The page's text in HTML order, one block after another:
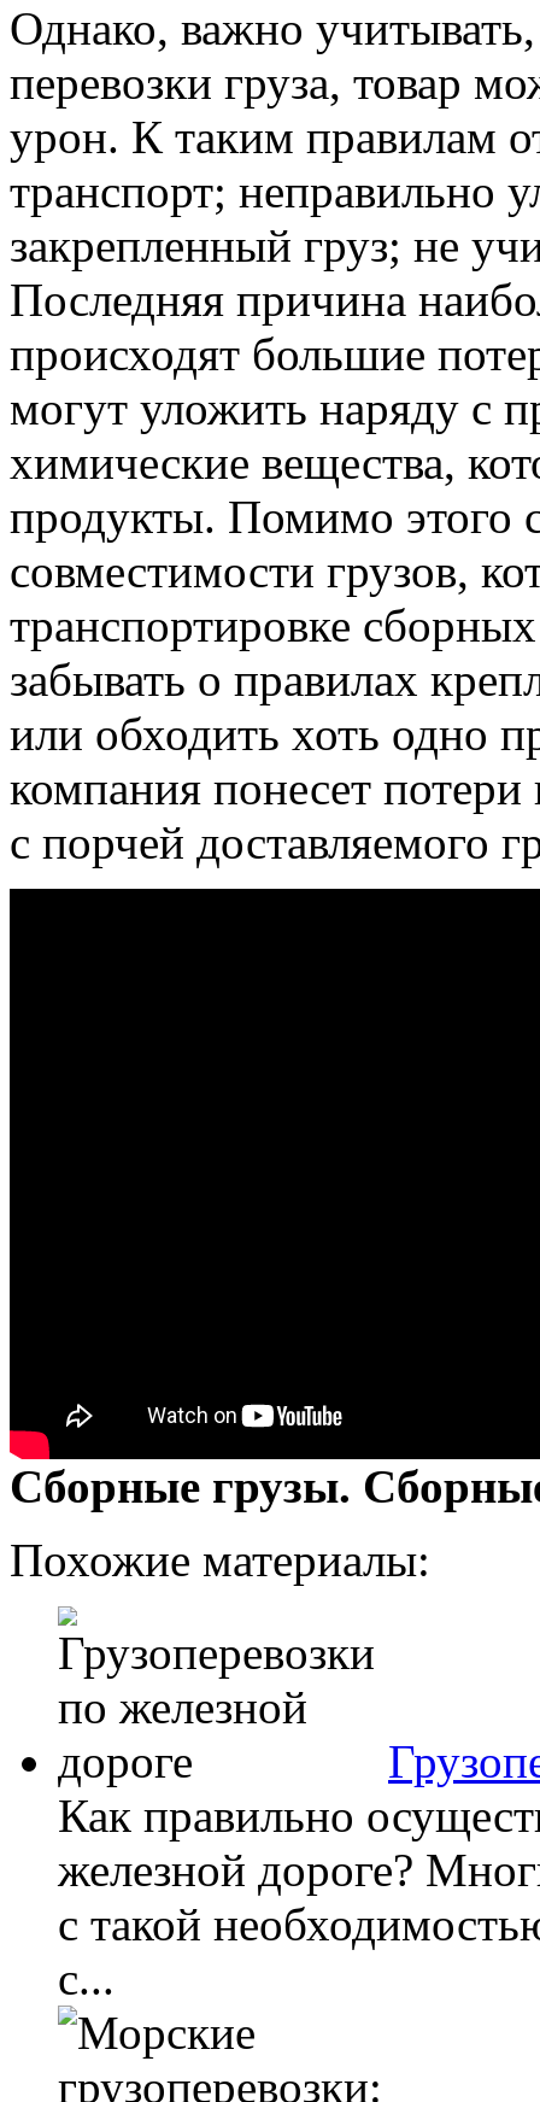
Однако, важно
перевозки груза, товар
урон. К таким правилам
транспорт; неправильно
закрепленный груз; не
Последняя причина
происходят большие
могут уложить наряду с
химические вещества,
продукты. Помимо этого
совместимости грузов,
транспортировке
забывать о правилах
или обходить хоть одно
компания понесет
с порчей доставляемого
Сборные грузы.
Похожие материалы:
Как правильно
железной дороге?
с такой
с...